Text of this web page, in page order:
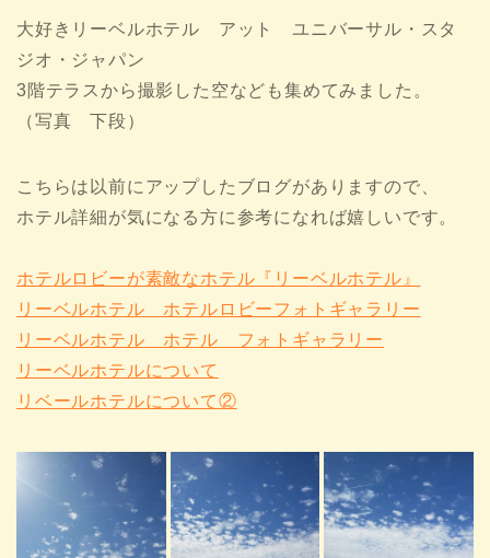
大好きリーベルホテル アット ユニバーサル・スタ
ジオ・ジャパン
3階テラスから撮影した空なども集めてみました。
（写真 下段）
こちらは以前にアップしたブログがありますので、
ホテル詳細が気になる方に参考になれば嬉しいです。
ホテルロビーが素敵なホテル『リーベルホテル』
リーベルホテル ホテルロビーフォトギャラリー
リーベルホテル ホテル フォトギャラリー
リーベルホテルについて
リベールホテルについて②